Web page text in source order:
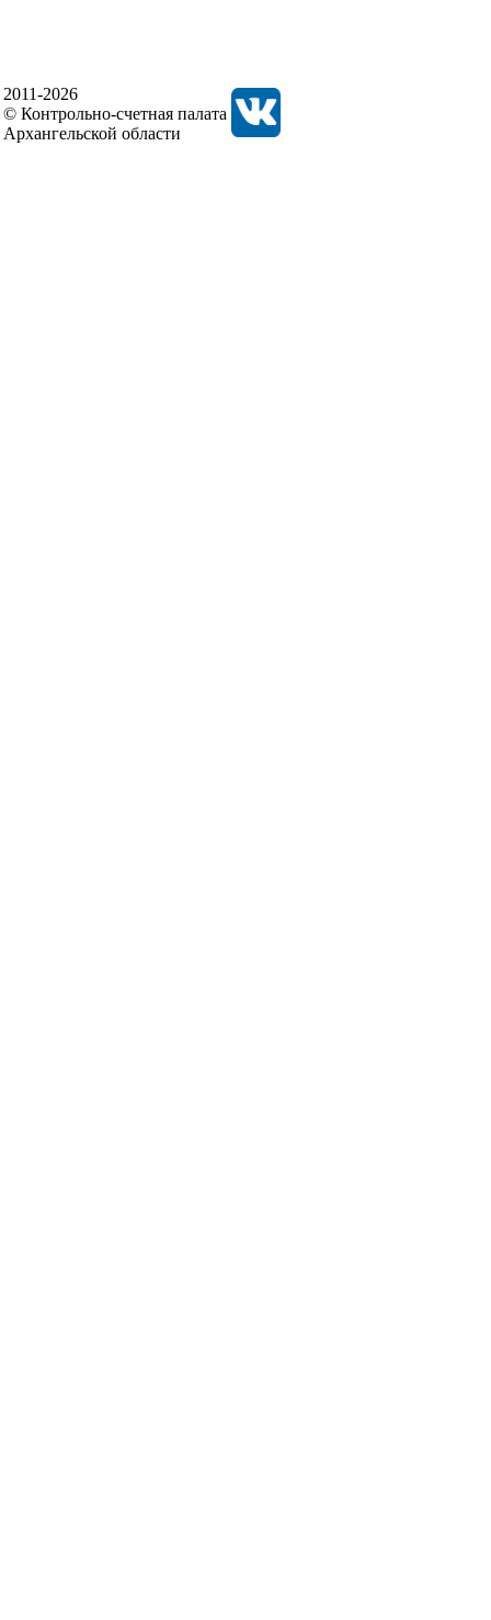
2011-2026
© Контрольно-счетная палата
Архангельской области